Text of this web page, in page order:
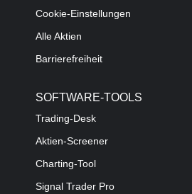
Cookie-Einstellungen
Alle Aktien
Barrierefreiheit
SOFTWARE-TOOLS
Trading-Desk
Aktien-Screener
Charting-Tool
Signal Trader Pro